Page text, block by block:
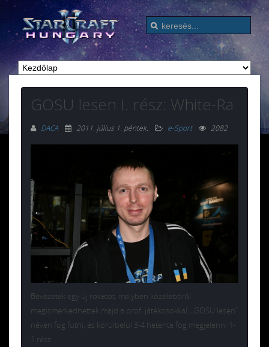
GOSU lesen I. rész: White-Ra
DACA 2011. július 1. péntek. e-Sport 2082
Bevezetek egy új rovatot, melyben közelebbről
megismerkedhettek majd a profi játékosokkal. „GOSU lesen”
néven fog futni, és körülbelül 3-4 hetente fog megjelenni 1-
1 rész.